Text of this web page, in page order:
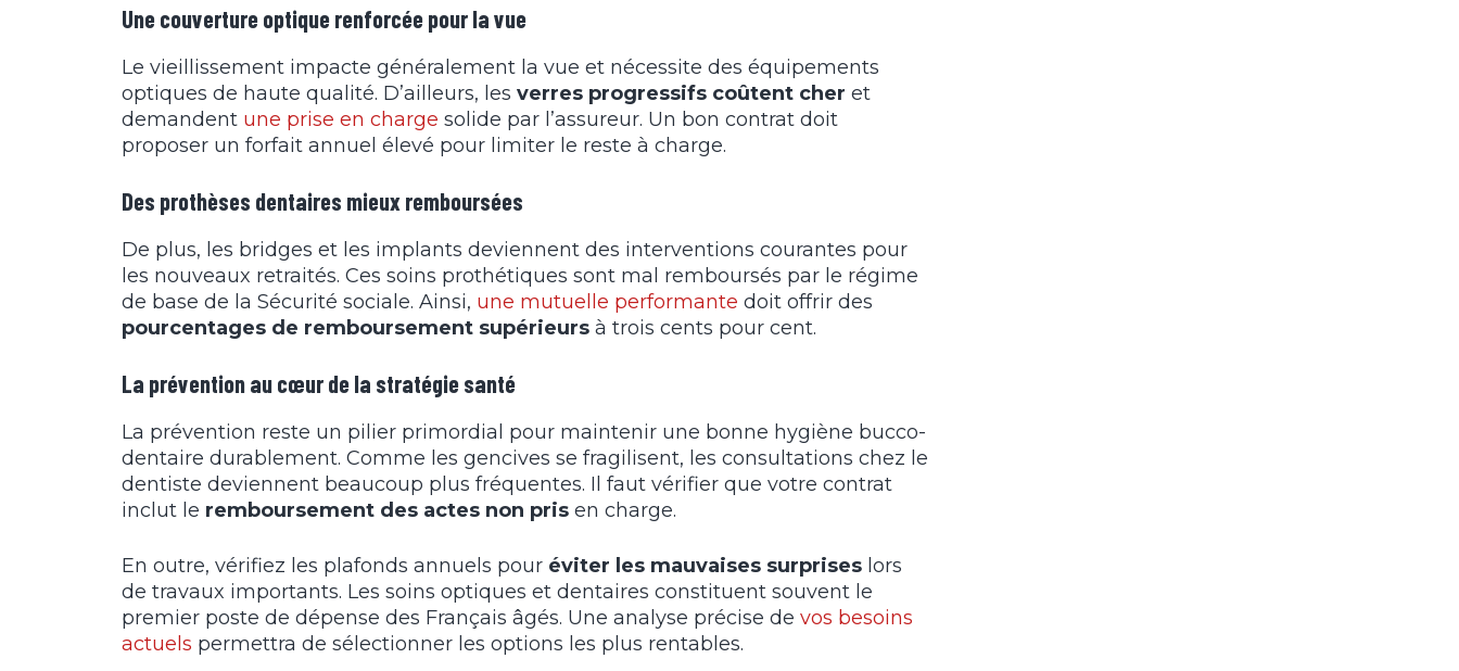
Une couverture optique renforcée pour la vue
Le vieillissement impacte généralement la vue et nécessite des équipements
optiques de haute qualité. D’ailleurs, les verres progressifs coûtent cher et
demandent une prise en charge solide par l’assureur. Un bon contrat doit
proposer un forfait annuel élevé pour limiter le reste à charge.
Des prothèses dentaires mieux remboursées
De plus, les bridges et les implants deviennent des interventions courantes pour
les nouveaux retraités. Ces soins prothétiques sont mal remboursés par le régime
de base de la Sécurité sociale. Ainsi, une mutuelle performante doit offrir des
pourcentages de remboursement supérieurs à trois cents pour cent.
La prévention au cœur de la stratégie santé
La prévention reste un pilier primordial pour maintenir une bonne hygiène bucco-
dentaire durablement. Comme les gencives se fragilisent, les consultations chez le
dentiste deviennent beaucoup plus fréquentes. Il faut vérifier que votre contrat
inclut le remboursement des actes non pris en charge.
En outre, vérifiez les plafonds annuels pour éviter les mauvaises surprises lors
de travaux importants. Les soins optiques et dentaires constituent souvent le
premier poste de dépense des Français âgés. Une analyse précise de vos besoins
actuels permettra de sélectionner les options les plus rentables.